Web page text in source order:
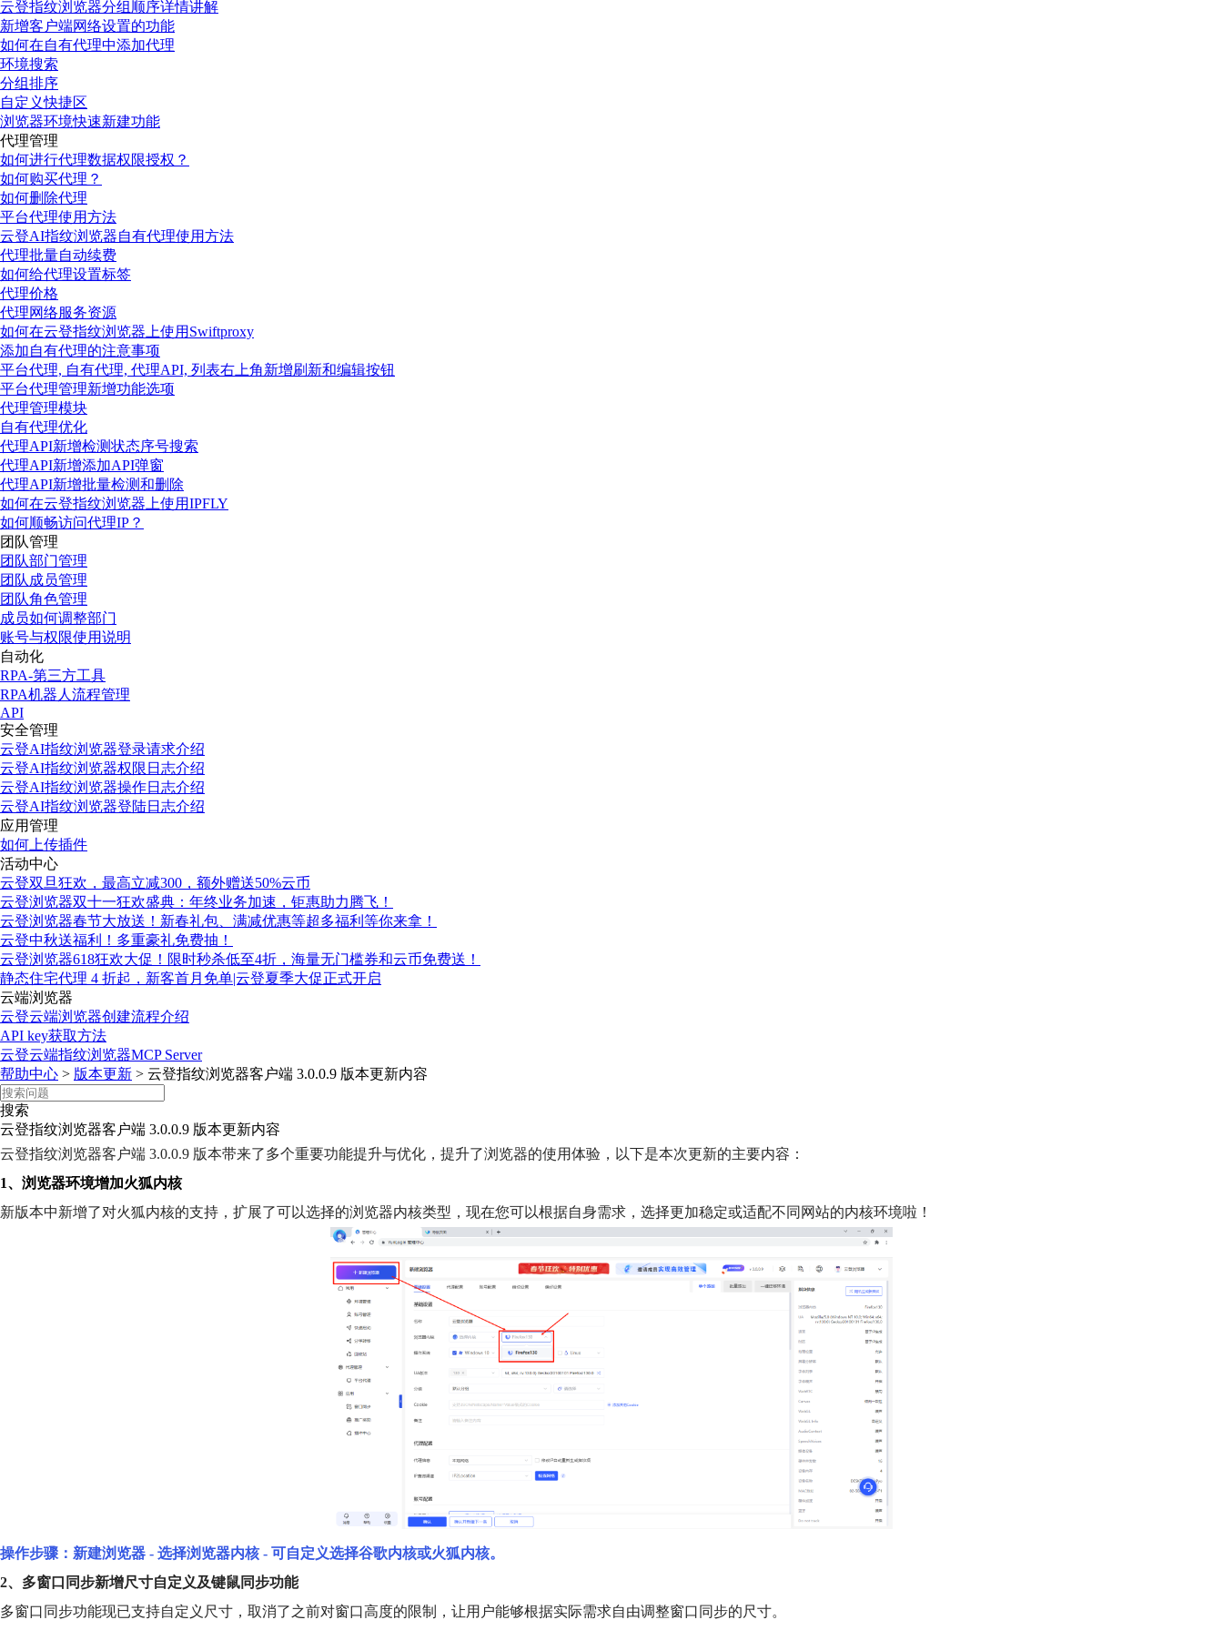
云登指纹浏览器分组顺序详情讲解
新增客户端网络设置的功能
如何在自有代理中添加代理
环境搜索
分组排序
自定义快捷区
浏览器环境快速新建功能
代理管理
如何进行代理数据权限授权？
如何购买代理？
如何删除代理
平台代理使用方法
云登AI指纹浏览器自有代理使用方法
代理批量自动续费
如何给代理设置标签
代理价格
代理网络服务资源
如何在云登指纹浏览器上使用Swiftproxy
添加自有代理的注意事项
平台代理, 自有代理, 代理API, 列表右上角新增刷新和编辑按钮
平台代理管理新增功能选项
代理管理模块
自有代理优化
代理API新增检测状态序号搜索
代理API新增添加API弹窗
代理API新增批量检测和删除
如何在云登指纹浏览器上使用IPFLY
如何顺畅访问代理IP？
团队管理
团队部门管理
团队成员管理
团队角色管理
成员如何调整部门
账号与权限使用说明
自动化
RPA-第三方工具
RPA机器人流程管理
API
安全管理
云登AI指纹浏览器登录请求介绍
云登AI指纹浏览器权限日志介绍
云登AI指纹浏览器操作日志介绍
云登AI指纹浏览器登陆日志介绍
应用管理
如何上传插件
活动中心
云登双旦狂欢，最高立减300，额外赠送50%云币
云登浏览器双十一狂欢盛典：年终业务加速，钜惠助力腾飞！
云登浏览器春节大放送！新春礼包、满减优惠等超多福利等你来拿！
云登中秋送福利！多重豪礼免费抽！
云登浏览器618狂欢大促！限时秒杀低至4折，海量无门槛券和云币免费送！
静态住宅代理 4 折起，新客首月免单|云登夏季大促正式开启
云端浏览器
云登云端浏览器创建流程介绍
API key获取方法
云登云端指纹浏览器MCP Server
帮助中心 > 版本更新 > 云登指纹浏览器客户端 3.0.0.9 版本更新内容
搜索
云登指纹浏览器客户端 3.0.0.9 版本更新内容
云登指纹浏览器客户端 3.0.0.9 版本带来了多个重要功能提升与优化，提升了浏览器的使用体验，以下是本次更新的主要内容：
1、浏览器环境增加火狐内核
新版本中新增了对火狐内核的支持，扩展了可以选择的浏览器内核类型，现在您可以根据自身需求，选择更加稳定或适配不同网站的内核环境啦！
操作步骤：新建浏览器 - 选择浏览器内核 - 可自定义选择谷歌内核或火狐内核。
2、多窗口同步新增尺寸自定义及键鼠同步功能
多窗口同步功能现已支持自定义尺寸，取消了之前对窗口高度的限制，让用户能够根据实际需求自由调整窗口同步的尺寸。